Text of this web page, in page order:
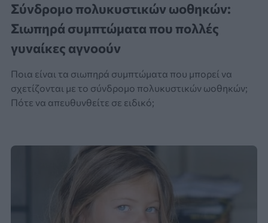
Σύνδρομο πολυκυστικών ωοθηκών:
Σιωπηρά συμπτώματα που πολλές
γυναίκες αγνοούν
Ποια είναι τα σιωπηρά συμπτώματα που μπορεί να
σχετίζονται με το σύνδρομο πολυκυστικών ωοθηκών;
Πότε να απευθυνθείτε σε ειδικό;